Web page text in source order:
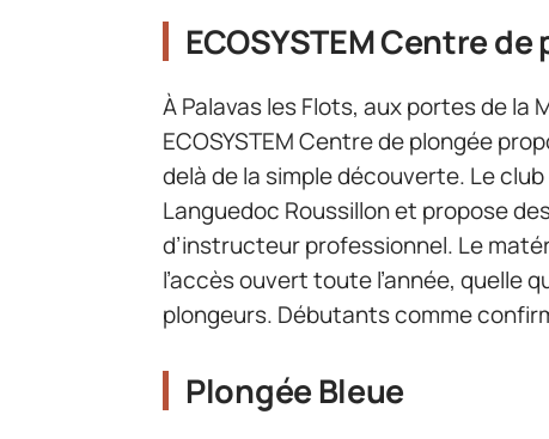
ECOSYSTEM Centre
À Palavas les Flots, aux portes de
ECOSYSTEM Centre de plongée
delà de la simple découverte. Le
Languedoc Roussillon et propose
d’instructeur professionnel. Le
l’accès ouvert toute l’année, quelle
plongeurs. Débutants comme
Plongée Bleue